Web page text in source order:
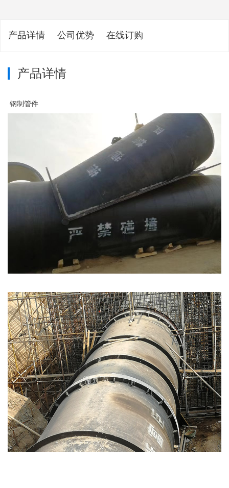
产品详情 公司优势 在线订购
产品详情
钢制管件